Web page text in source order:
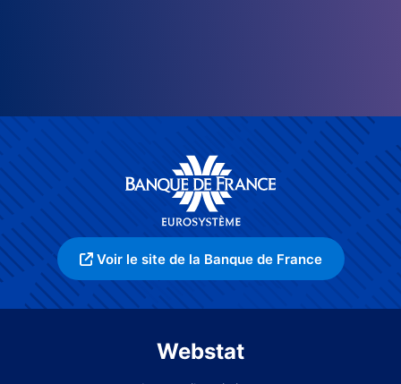
Voir le site de la Banque de France
Webstat